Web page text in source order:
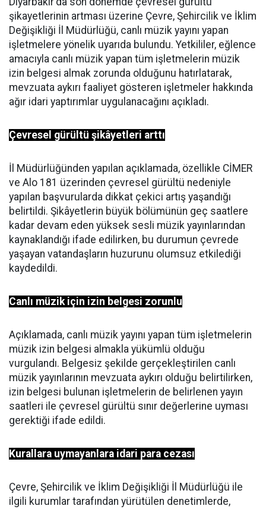
şikayetlerinin artması üzerine Çevre, Şehircilik ve İklim
Değişikliği İl Müdürlüğü, canlı müzik yayını yapan
işletmelere yönelik uyarıda bulundu. Yetkililer, eğlence
amacıyla canlı müzik yapan tüm işletmelerin müzik
izin belgesi almak zorunda olduğunu hatırlatarak,
mevzuata aykırı faaliyet gösteren işletmeler hakkında
ağır idari yaptırımlar uygulanacağını açıkladı.
Çevresel gürültü şikâyetleri arttı
İl Müdürlüğünden yapılan açıklamada, özellikle CİMER
ve Alo 181 üzerinden çevresel gürültü nedeniyle
yapılan başvurularda dikkat çekici artış yaşandığı
belirtildi. Şikâyetlerin büyük bölümünün geç saatlere
kadar devam eden yüksek sesli müzik yayınlarından
kaynaklandığı ifade edilirken, bu durumun çevrede
yaşayan vatandaşların huzurunu olumsuz etkilediği
kaydedildi.
Canlı müzik için izin belgesi zorunlu
Açıklamada, canlı müzik yayını yapan tüm işletmelerin
müzik izin belgesi almakla yükümlü olduğu
vurgulandı. Belgesiz şekilde gerçekleştirilen canlı
müzik yayınlarının mevzuata aykırı olduğu belirtilirken,
izin belgesi bulunan işletmelerin de belirlenen yayın
saatleri ile çevresel gürültü sınır değerlerine uyması
gerektiği ifade edildi.
Kurallara uymayanlara idari para cezası
Çevre, Şehircilik ve İklim Değişikliği İl Müdürlüğü ile
ilgili kurumlar tarafından yürütülen denetimlerde,